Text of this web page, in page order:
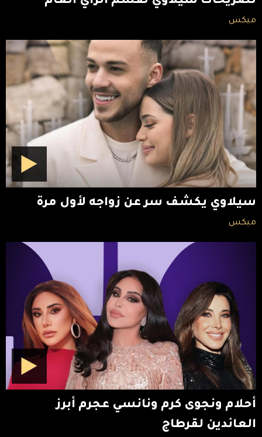
ميكس
سيلاوي يكشف سر عن زواجه لأول مرة
ميكس
أحلام ونجوى كرم ونانسي عجرم أبرز
العائدين لقرطاج